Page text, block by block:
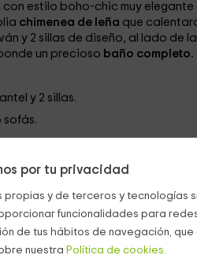
por tu privacidad
propias y de terceros y tecnologías
funcionalidades para
de tus hábitos de navegación,
nuestra Política de cookies.
estilo boho-chic muy
chimenea de leña que
y 2 sillas de diseño, al lado de
un precioso baño completo.
y 2 sillas.
sofás.
en sus cómodas sillas.